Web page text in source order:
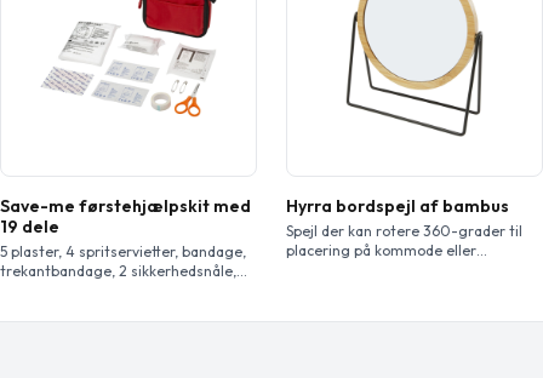
anvendte bambus er indkøbt og
produceret i overensstemmelse med
bæredygtige standarder.
Fantastisk til rejser, festival, events
og andre udendørsaktiviteter, og har
Save-me førstehjælpskit med
19 dele
5 plaster, 4 spritservietter, bandage,
trekantbandage, 2 sikkerhedsnåle,
Hyrra bordspejl af bambus
Spejl der kan rotere 360-grader til
placering på kommode eller